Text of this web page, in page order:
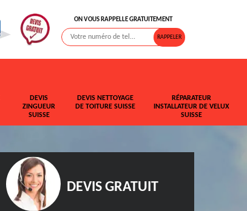
ON VOUS RAPPELLE GRATUITEMENT
DEVIS
ZINGUEUR
SUISSE
DEVIS NETTOYAGE
DE TOITURE SUISSE
RÉPARATEUR
INSTALLATEUR DE VELUX
SUISSE
DEVIS GRATUIT